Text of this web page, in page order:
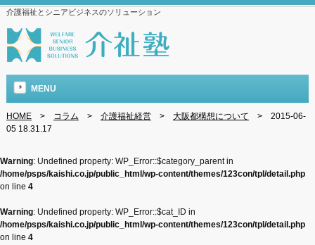
介護福祉とシニアビジネスのソリューション
MENU
HOME> コラム > 介護福祉経営> 大阪都構想について > 2015-06-
05 18.31.17
Warning: Undefined property: WP_Error::$category_parent in
/home/psps/kaishi.co.jp/public_html/wp-content/themes/123con/tpl/detail.php
on line 4
Warning: Undefined property: WP_Error::$cat_ID in
/home/psps/kaishi.co.jp/public_html/wp-content/themes/123con/tpl/detail.php
on line 4